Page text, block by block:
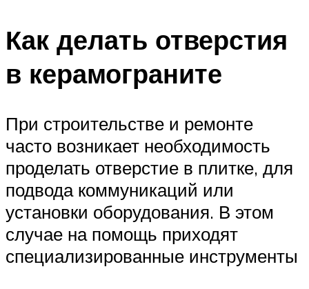
Как делать отверстия
в керамограните
При строительстве и ремонте
часто возникает необходимость
проделать отверстие в плитке, для
подвода коммуникаций или
установки оборудования. В этом
случае на помощь приходят
специализированные инструменты